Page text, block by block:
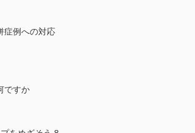
症例への対応
ですか